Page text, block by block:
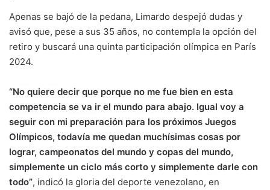
Apenas se bajó de la pedana, Limardo despejó dudas y
avisó que, pese a sus 35 años, no contempla la opción del
retiro y buscará una quinta participación olímpica en París
2024.
“No quiere decir que porque no me fue bien en esta
competencia se va ir el mundo para abajo. Igual voy a
seguir con mi preparación para los próximos Juegos
Olímpicos, todavía me quedan muchísimas cosas por
lograr, campeonatos del mundo y copas del mundo,
simplemente un ciclo más corto y simplemente darle con
todo”, indicó la gloria del deporte venezolano, en